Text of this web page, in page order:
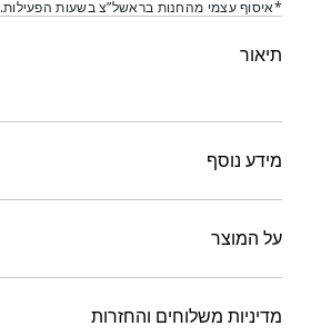
*איסוף עצמי מהחנות בראשל”צ בשעות הפעילות.
תיאור
מידע נוסף
על המוצר
מדיניות משלוחים והחזרות